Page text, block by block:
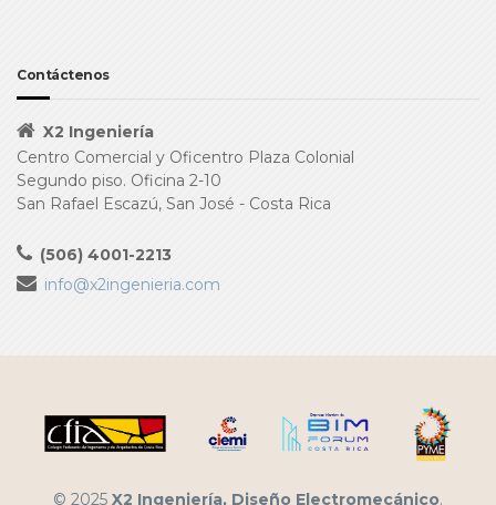
Contáctenos
X2 Ingeniería
Centro Comercial y Oficentro Plaza Colonial
Segundo piso. Oficina 2-10
San Rafael Escazú, San José - Costa Rica
(506) 4001-2213
info@x2ingenieria.com
© 2025 X2 Ingeniería, Diseño Electromecánico.